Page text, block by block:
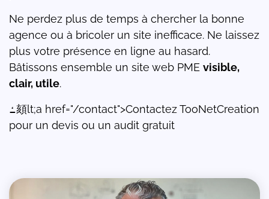
Ne perdez plus de temps à chercher la bonne
agence ou à bricoler un site inefficace. Ne laissez
plus votre présence en ligne au hasard.
Bâtissons ensemble un site web PME visible,
clair, utile.
ߑ頦lt;a href="/contact">Contactez TooNetCreation
pour un devis ou un audit gratuit